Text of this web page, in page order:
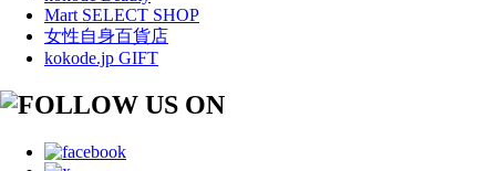
Mart SELECT SHOP
女性自身百貨店
kokode.jp GIFT